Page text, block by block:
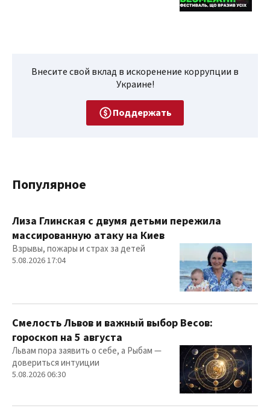
Внесите свой вклад в искоренение коррупции в
Украине!
Поддержать
Популярное
Лиза Глинская с двумя детьми пережила
массированную атаку на Киев
Взрывы, пожары и страх за детей
5.08.2026 17:04
Смелость Львов и важный выбор Весов:
гороскоп на 5 августа
Львам пора заявить о себе, а Рыбам —
довериться интуиции
5.08.2026 06:30